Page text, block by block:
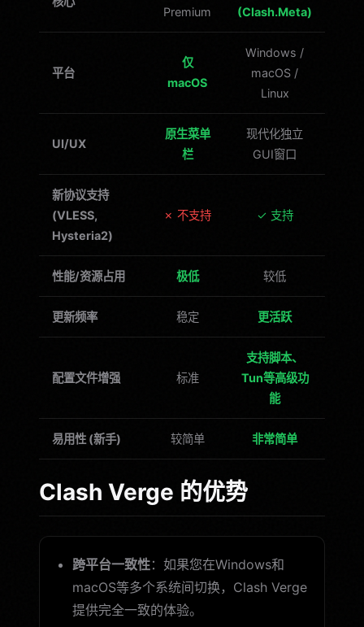
Premium (Clash.Meta)
平台
仅
macOS
Windows /
macOS /
Linux
UI/UX
原生菜单
栏
现代化独立
GUI窗口
新协议支持
(VLESS,
Hysteria2)
✗ 不支持 ✓ 支持
性能/资源占用 极低 较低
更新频率 稳定 更活跃
配置文件增强 标准
支持脚本、
Tun等高级功
能
易用性 (新手) 较简单 非常简单
Clash Verge 的优势
跨平台一致性：如果您在Windows和
macOS等多个系统间切换，Clash Verge
提供完全一致的体验。